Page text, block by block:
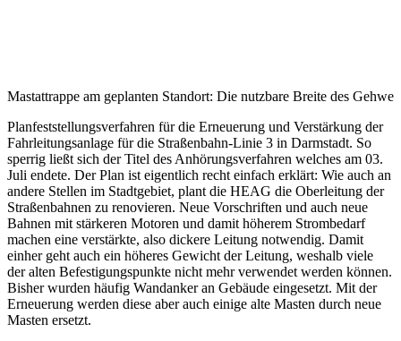
Mastattrappe am geplanten Standort: Die nutzbare Breite des
Planfeststellungsverfahren für die Erneuerung und Verstärkung der
Fahrleitungsanlage für die Straßenbahn-Linie 3 in Darmstadt. So
sperrig ließt sich der Titel des Anhörungsverfahren welches am 03.
Juli endete. Der Plan ist eigentlich recht einfach erklärt: Wie auch an
andere Stellen im Stadtgebiet, plant die HEAG die Oberleitung der
Straßenbahnen zu renovieren. Neue Vorschriften und auch neue
Bahnen mit stärkeren Motoren und damit höherem Strombedarf
machen eine verstärkte, also dickere Leitung notwendig. Damit
einher geht auch ein höheres Gewicht der Leitung, weshalb viele
der alten Befestigungspunkte nicht mehr verwendet werden können.
Bisher wurden häufig Wandanker an Gebäude eingesetzt. Mit der
Erneuerung werden diese aber auch einige alte Masten durch neue
Masten ersetzt.